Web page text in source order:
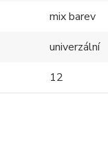
mix barev
univerzální
12